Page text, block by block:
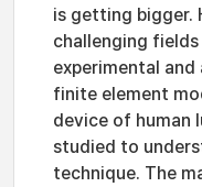
is getting bigger.
challenging
experimental
finite element
device of human
studied to
technique. The